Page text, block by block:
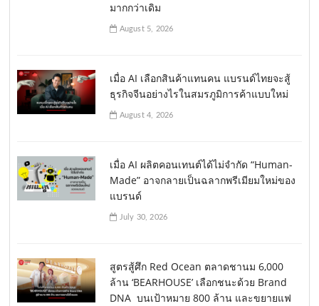
มากกว่าเดิม
August 5, 2026
เมื่อ AI เลือกสินค้าแทนคน แบรนด์ไทยจะสู้
ธุรกิจจีนอย่างไรในสมรภูมิการค้าแบบใหม่
August 4, 2026
เมื่อ AI ผลิตคอนเทนต์ได้ไม่จำกัด “Human-
Made” อาจกลายเป็นฉลากพรีเมียมใหม่ของ
แบรนด์
July 30, 2026
สูตรสู้ศึก Red Ocean ตลาดชานม 6,000
ล้าน ‘BEARHOUSE’ เลือกชนะด้วย Brand
DNA บนเป้าหมาย 800 ล้าน และขยายแฟ